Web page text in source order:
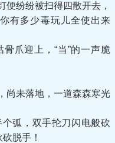
纷纷被扫得四散开去，
有多少毒玩儿全使出来
爪迎上，“当”的一声脆
未落地，一道森森寒光
弧，双手抡刀闪电般砍
脱手！